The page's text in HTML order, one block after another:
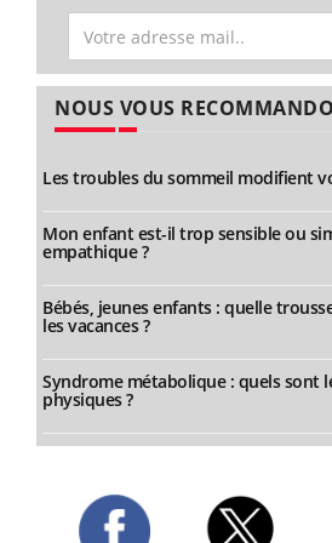
NOUS VOUS
Les troubles du sommeil modifient
Mon enfant est-il trop sensible ou
empathique ?
Bébés, jeunes enfants : quelle
les vacances ?
Syndrome métabolique : quels sont
physiques ?